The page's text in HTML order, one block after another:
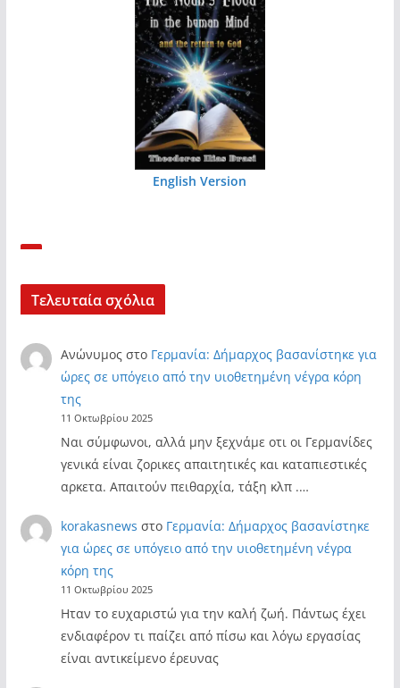
English Version
Τελευταία σχόλια
Ανώνυμος στο Γερμανία: Δήμαρχος βασανίστηκε για
ώρες σε υπόγειο από την υιοθετημένη νέγρα κόρη
της
11 Οκτωβρίου 2025
Ναι σύμφωνοι, αλλά μην ξεχνάμε οτι οι Γερμανίδες
γενικά είναι ζορικες απαιτητικές και καταπιεστικές
αρκετα. Απαιτούν πειθαρχία, τάξη κλπ .…
korakasnews στο Γερμανία: Δήμαρχος βασανίστηκε
για ώρες σε υπόγειο από την υιοθετημένη νέγρα
κόρη της
11 Οκτωβρίου 2025
Ηταν το ευχαριστώ για την καλή ζωή. Πάντως έχει
ενδιαφέρον τι παίζει από πίσω και λόγω εργασίας
είναι αντικείμενο έρευνας